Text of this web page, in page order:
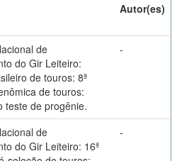
Autor(es)
de
do Gir Leiteiro:
de touros: 8ª
de touros:
teste de progênie.
-
de
do Gir Leiteiro: 16ª
-